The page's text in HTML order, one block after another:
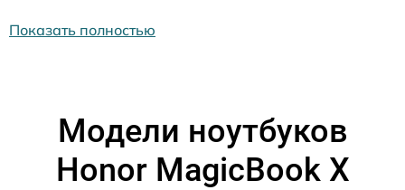
Показать полностью
Модели ноутбуков
Honor MagicBook X